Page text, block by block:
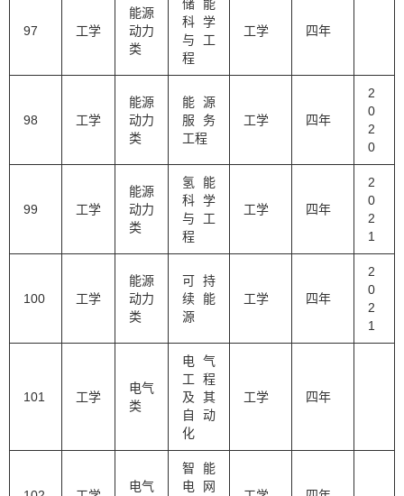
97 工学
能源
动力
类
储能
科学
与工
程
工学 四年
98 工学
能源
动力
类
能源
服务
工程
工学 四年
2
0
2
0
99 工学
能源
动力
类
氢能
科学
与工
程
工学 四年
2
0
2
1
100 工学
能源
动力
类
可持
续能
源
工学 四年
2
0
2
1
101 工学
电气
类
电气
工程
及其
自动
化
工学 四年
电气
智能
电网